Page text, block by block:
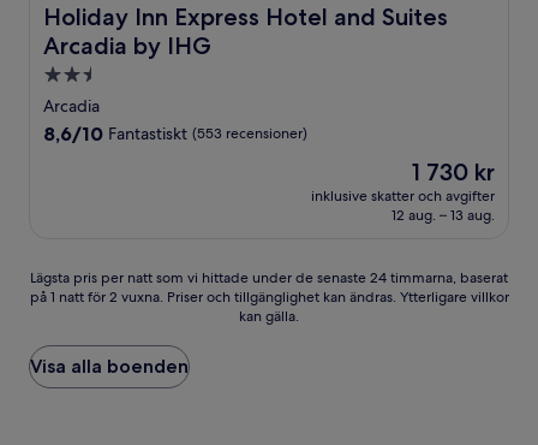
Holiday Inn Express Hotel and Suites
Arcadia by IHG
Holiday Inn Express Hotel and Suites Arcadia by IHG
2.5-
stjärnigt
boende
Arcadia
8.6
8,6/10 Fantastiskt (553 recensioner)
Priset
är
1 730 kr
1 730 kr
inklusive skatter och avgifter
12 aug. – 13 aug.
Lägsta
pris
natt
som
vi
Lägsta pris per natt som vi hittade under de senaste 24 timmarna, baserat
på 1 natt för 2 vuxna. Priser och tillgänglighet kan ändras. Ytterligare villkor
kan gälla.
Visa alla boenden